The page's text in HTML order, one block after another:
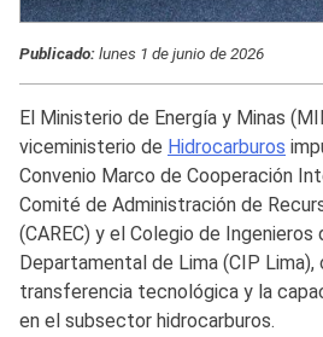
Publicado:lunes 1 de junio de 2026
El Ministerio de Energía y Minas
viceministerio de Hidrocarburos
Convenio Marco de Cooperación
Comité de Administración de
(CAREC) y el Colegio de Ingenieros
Departamental de Lima (CIP Lima),
transferencia tecnológica y la
en el subsector hidrocarburos.